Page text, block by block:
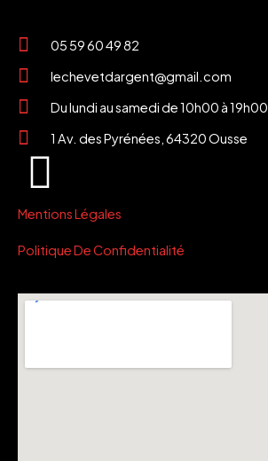
05 59 60 49 82
lechevetdargent@gmail.com
Du lundi au samedi de 10h00 à 19h00
1 Av. des Pyrénées, 64320 Ousse
Mentions Légales
Politique De Confidentialité